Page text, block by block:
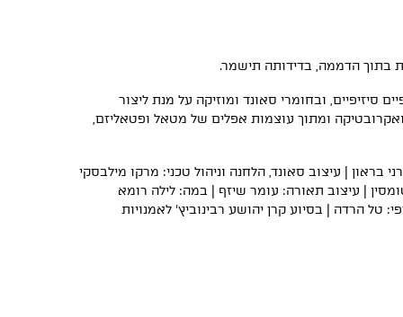
בתוך הדממה, בדידותה תישמר.
ובחומרי סאונד ומוזיקה על מנת ליצור
ומתוך עוצמות אפלים של מטאל ופטאליזם,
| עיצוב סאונד, הלחנה וניהול טכני: מרקו מילבסקי
| עיצוב תאורה: עומר שיזף | במה: לילה רומא
טל הרדה | בסיוע קרן יהושע רבינוביץ' לאמנויות